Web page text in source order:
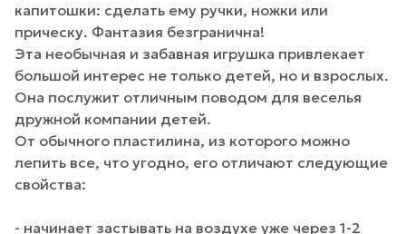
капитошки: сделать ему ручки, ножки или
прическу. Фантазия безгранична!
Эта необычная и забавная игрушка привлекает
большой интерес не только детей, но и взрослых.
Она послужит отличным поводом для веселья
дружной компании детей.
От обычного пластилина, из которого можно
лепить все, что угодно, его отличают следующие
свойства:
- начинает застывать на воздухе уже через 1-2